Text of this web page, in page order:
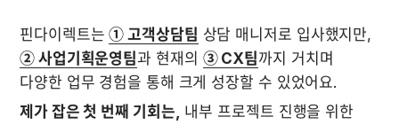
핀다이렉트는 ① 고객상담팀
② 사업기획운영팀과 현재의 ③ CX팀까지 거치며
다양한 업무 경험을 통해 크게 성장할 수 있었어요.
제가 잡은 첫 번째 기회는, 내부 프로젝트 진행을 위한